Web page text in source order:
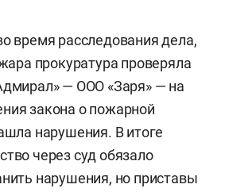
время расследования дела,
прокуратура проверяла
— ООО «Заря» — на
закона о пожарной
нарушения. В итоге
через суд обязало
нарушения, но приставы